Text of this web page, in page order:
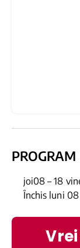
PROGRAM
joi08 – 18
Închis luni